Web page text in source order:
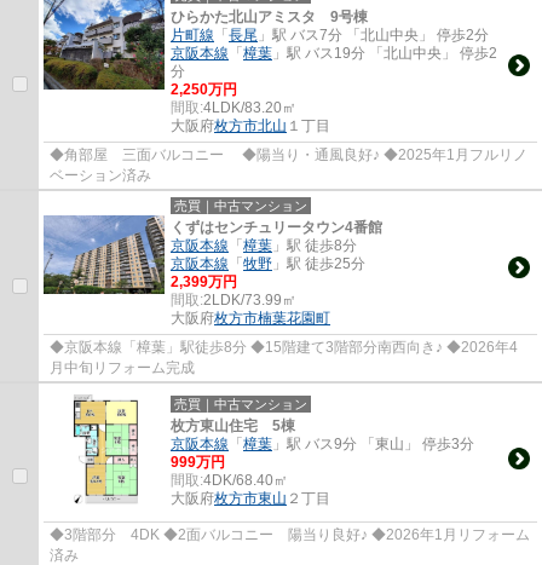
ひらかた北山アミスタ 9号棟
片町線 「長尾 」駅 バス7分 「北山中央」 停歩2分
京阪本線 「樟葉 」駅 バス19分 「北山中央」 停歩2
分
2,250万円
間取:4LDK/83.20㎡
大阪府枚方市北山 １丁目
◆角部屋 三面バルコニー ◆陽当り・通風良好♪ ◆2025年1月フルリノ
ベーション済み
売買｜中古マンション
くずはセンチュリータウン4番館
京阪本線 「樟葉 」駅 徒歩8分
京阪本線 「牧野 」駅 徒歩25分
2,399万円
間取:2LDK/73.99㎡
大阪府枚方市楠葉花園町
◆京阪本線「樟葉」駅徒歩8分 ◆15階建て3階部分南西向き♪ ◆2026年4
月中旬リフォーム完成
売買｜中古マンション
枚方東山住宅 5棟
京阪本線 「樟葉 」駅 バス9分 「東山」 停歩3分
999万円
間取:4DK/68.40㎡
大阪府枚方市東山 ２丁目
◆3階部分 4DK ◆2面バルコニー 陽当り良好♪ ◆2026年1月リフォーム
済み